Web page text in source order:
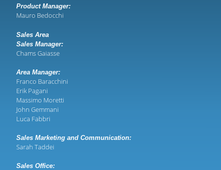
Product Manager:
Mauro Bedocchi
Sales Area
Sales Manager:
Chams Gaiasse
Area Manager:
Franco Baracchini
Erik Pagani
Massimo Moretti
John Gemmani
Luca Fabbri
Sales Marketing and Communication:
Sarah Taddei
Sales Office: